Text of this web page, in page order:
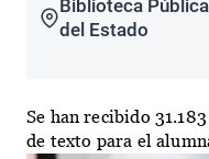
Biblioteca Pública
del Estado
Se han recibido
de texto para el